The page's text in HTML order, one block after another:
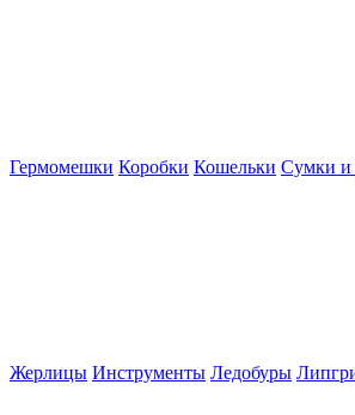
Гермомешки Коробки Кошельки Сумки и
Жерлицы Инструменты Ледобуры